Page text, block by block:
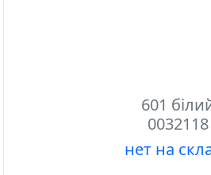
601
0032118
нет на